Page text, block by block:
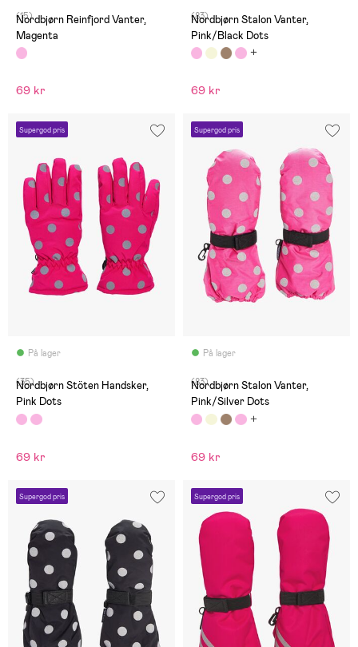
(15)
Nordbjørn Reinfjord Vanter,
Magenta
69 kr
(83)
Nordbjørn Stalon Vanter,
Pink/Black Dots
69 kr
Supergod pris
På lager
(35)
Nordbjørn Stöten Handsker,
Pink Dots
69 kr
Supergod pris
På lager
(83)
Nordbjørn Stalon Vanter,
Pink/Silver Dots
69 kr
Supergod pris Supergod pris